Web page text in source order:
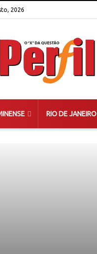
2026
RIO DE JANEIRO